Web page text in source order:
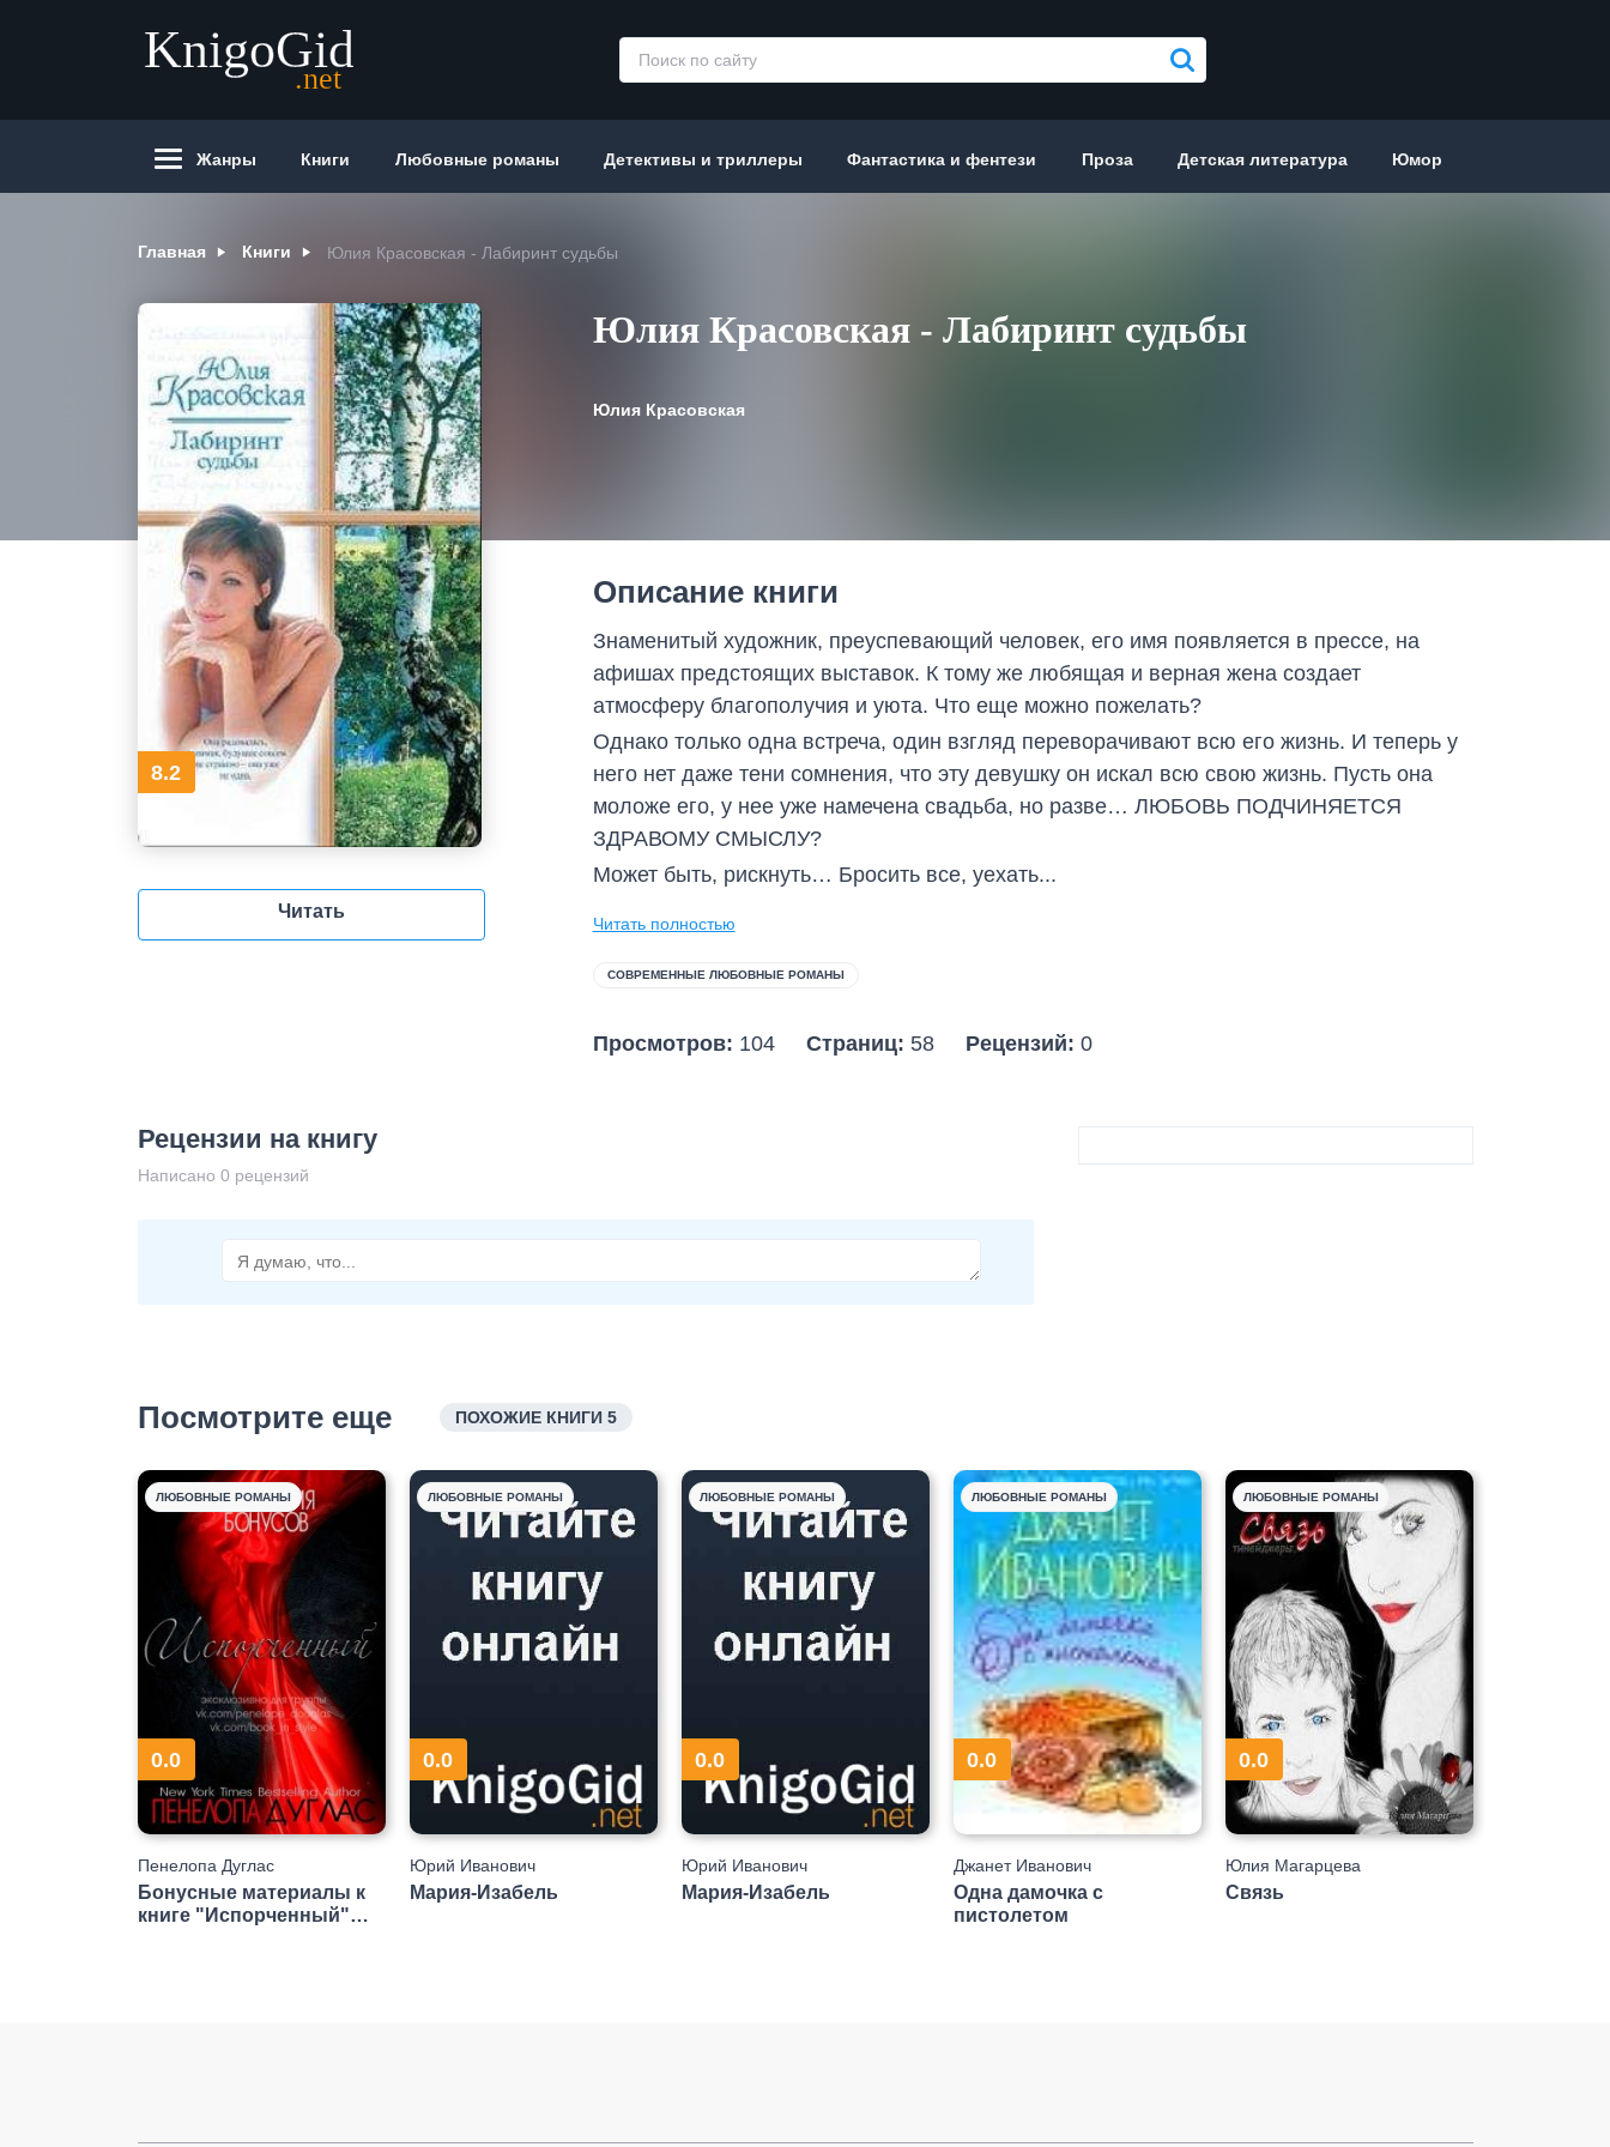
Жанры Книги Любовные романы Детективы и триллеры Фантастика и фентези Проза Детская литература Юмор
Главная Книги Юлия Красовская - Лабиринт судьбы
8.2
Читать
Юлия Красовская - Лабиринт судьбы
Юлия Красовская
Описание книги
Знаменитый художник, преуспевающий человек, его имя появляется в прессе, на
афишах предстоящих выставок. К тому же любящая и верная жена создает
атмосферу благополучия и уюта. Что еще можно пожелать?
Однако только одна встреча, один взгляд переворачивают всю его жизнь. И теперь у
него нет даже тени сомнения, что эту девушку он искал всю свою жизнь. Пусть она
моложе его, у нее уже намечена свадьба, но разве… ЛЮБОВЬ ПОДЧИНЯЕТСЯ
ЗДРАВОМУ СМЫСЛУ?
Может быть, рискнуть… Бросить все, уехать...
Читать полностью
СОВРЕМЕННЫЕ ЛЮБОВНЫЕ РОМАНЫ
Просмотров: 104 Страниц: 58 Рецензий: 0
Рецензии на книгу
Написано 0 рецензий
Посмотрите еще ПОХОЖИЕ КНИГИ 5
ЛЮБОВНЫЕ РОМАНЫ
0.0
Пенелопа Дуглас
Бонусные материалы к
книге "Испорченный"
ЛЮБОВНЫЕ РОМАНЫ
0.0
Юрий Иванович
Мария-Изабель
ЛЮБОВНЫЕ РОМАНЫ
0.0
Юрий Иванович
Мария-Изабель
ЛЮБОВНЫЕ РОМАНЫ
0.0
Джанет Иванович
Одна дамочка с
пистолетом
ЛЮБОВНЫЕ РОМАНЫ
0.0
Юлия Магарцева
Связь